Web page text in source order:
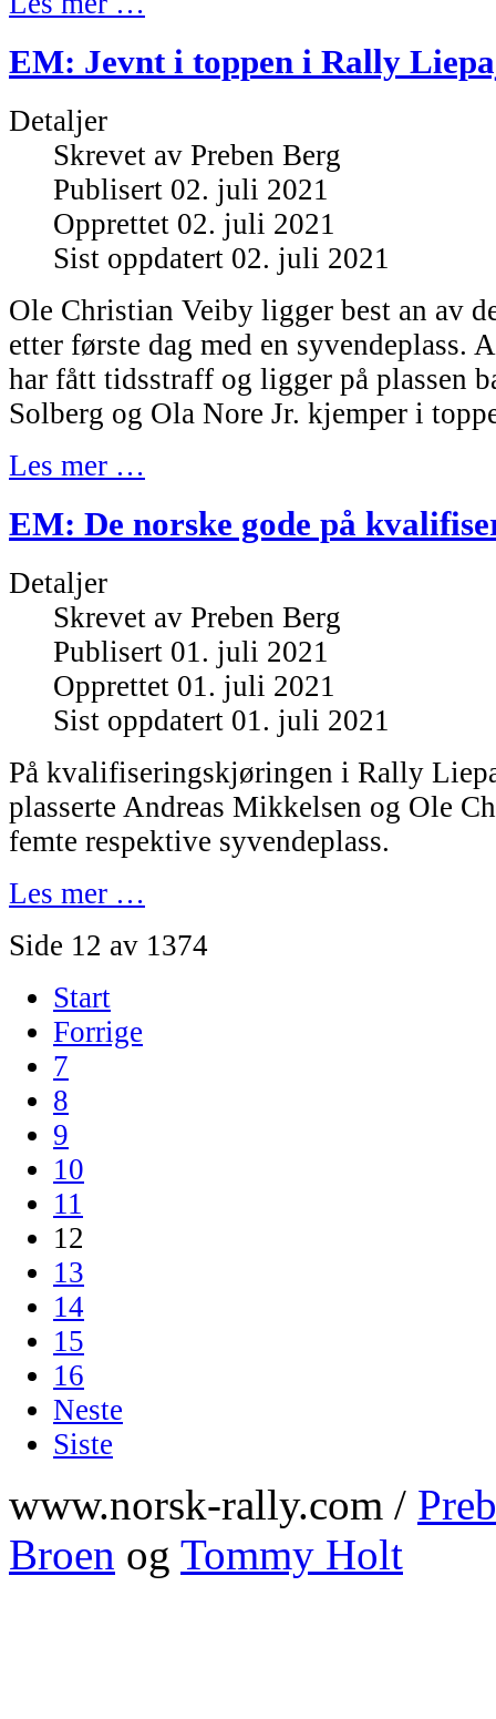
EM: Jevnt i toppen i Rally
Detaljer
Skrevet av Preben Berg
Publisert 02. juli 2021
Opprettet 02. juli 2021
Sist oppdatert 02. juli 2021
Ole Christian Veiby ligger best an av
etter første dag med en syvendeplass.
har fått tidsstraff og ligger på plassen
Solberg og Ola Nore Jr. kjemper i
Les mer …
EM: De norske gode på
Detaljer
Skrevet av Preben Berg
Publisert 01. juli 2021
Opprettet 01. juli 2021
Sist oppdatert 01. juli 2021
På kvalifiseringskjøringen i Rally
plasserte Andreas Mikkelsen og Ole
femte respektive syvendeplass.
Les mer …
Side 12 av 1374
Start
Forrige
7
8
9
10
11
12
13
14
15
16
Neste
Siste
www.norsk-rally.com /
Broen og Tommy Holt